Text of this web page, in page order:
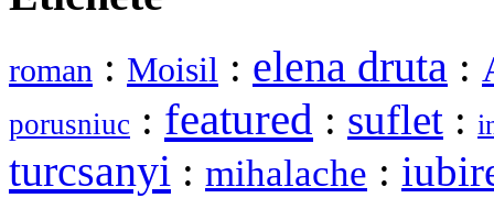
roman : Moisil : elena druta :
porusniuc : featured : suflet :
turcsanyi : mihalache :